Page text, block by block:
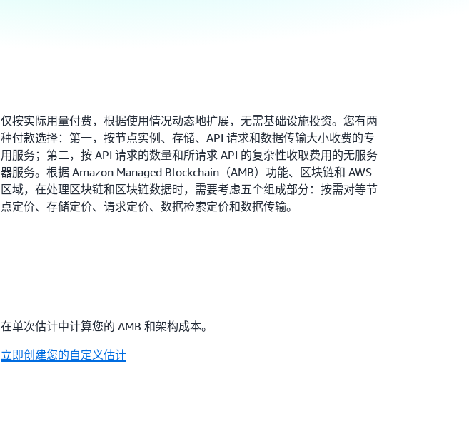
仅按实际用量付费，根据使用情况动态地扩展，无需基础设施投资。您有两
种付款选择：第一，按节点实例、存储、API 请求和数据传输大小收费的专
用服务；第二，按 API 请求的数量和所请求 API 的复杂性收取费用的无服务
器服务。根据 Amazon Managed Blockchain（AMB）功能、区块链和 AWS
区域，在处理区块链和区块链数据时，需要考虑五个组成部分：按需对等节
点定价、存储定价、请求定价、数据检索定价和数据传输。
在单次估计中计算您的 AMB 和架构成本。
立即创建您的自定义估计